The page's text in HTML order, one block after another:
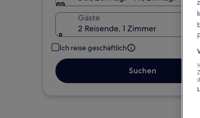
Gäste
2 Reisende, 1 Zimmer
Ich reise geschäftlich
Suchen